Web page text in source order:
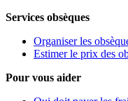
Services obsèques
Organiser les
Estimer le prix des
Pour vous aider